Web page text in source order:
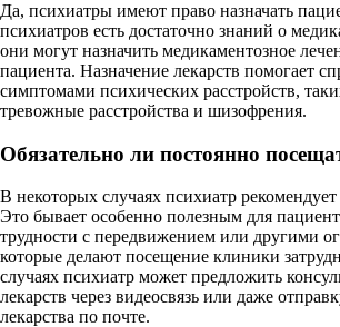
Да, психиатры имеют право назначать
психиатров есть достаточно знаний о
они могут назначить медикаментозное
пациента. Назначение лекарств помогает
симптомами психических расстройств,
тревожные расстройства и шизофрения.
Обязательно ли постоянно
В некоторых случаях психиатр
Это бывает особенно полезным для
трудности с передвижением или другими
которые делают посещение клиники
случаях психиатр может предложить
лекарств через видеосвязь или даже
лекарства по почте.